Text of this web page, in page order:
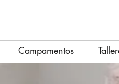
Campamentos